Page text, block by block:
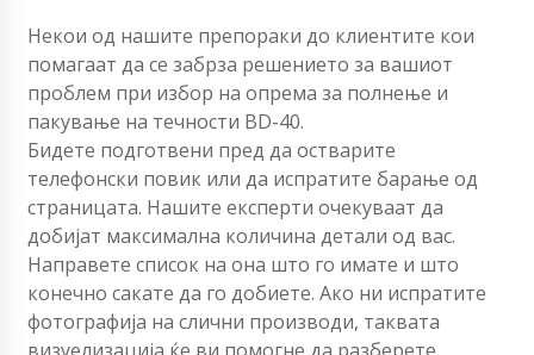
Некои од нашите препораки до клиентите кои
помагаат да се забрза решението за вашиот
проблем при избор на опрема за полнење и
пакување на течности BD-40.
Бидете подготвени пред да остварите
телефонски повик или да испратите барање од
страницата. Нашите експерти очекуваат да
добијат максимална количина детали од вас.
Направете список на она што го имате и што
конечно сакате да го добиете. Ако ни испратите
фотографија на слични производи, таквата